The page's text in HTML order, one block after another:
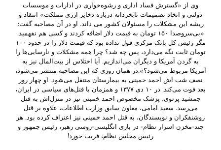
وی از «گسترش فساد اداری و رشوه‌خواری در ادارات و موسسات
دولتی و اتخاذ تصمیمات نابخردانه درباره ذخایر ارزی مملکت» انتقاد و
ریشه این مشکلات را مسئولان کشور می داند. او در آن مصاحبه گفت:
«بی‌سروصدا ۱۵۰ تومان به قیمت دلار اضافه کردند و کسی هم نفهمید.
مگر رئیس کل بانک مرکزی قول نداده بود که قیمت دلار را در حدود ۱۰۰
تومان ثابت نگه می‌دارد، پس چه شد؟ چرا همه مشکلات و نارسایی‌ها را
به گردن آمریکا و دیگران می‌اندازیم. آیا اختلاس از بیت‌المال نیز به
آمریکا مربوط می‌شود؟».در همان روزی که این مصاحبه منتشر می‌شود،
نصف شب اش احمد خمینی به بیمارستان منتقل می‌شود. او چهار روز
بعد فوت می‌کند. در ۱۰ دی ۱۳۷۷ و همزمان با قتل‌های سیاسی در ایران،
جمشید پرتوی، پزشک مخصوص احمد خمینی نیز در منزل‌اش به قتل
می‌رسد. سعید امامی، معاون سابق وزارت اطلاعات، علاوه بر قتل
روشنفکران و نویسندگان، به قتل احمد خمینی نیز اعتراف کرده بود. هر
چند-مخزن اسرار نظام- در بازی انگلیسی-روسی رهبر، رئیس جمهور و
رئیس مجلس نظام، فریب خورد!